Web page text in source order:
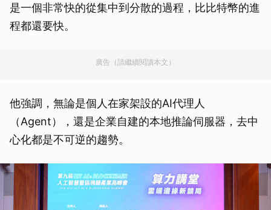
是一個非常快的從集中到分散的過程，比比特幣的進
程都還要快。
廣告（請繼續閱讀本文）
他強調，無論是個人在家架設的AI代理人
（Agent），還是企業自建的本地推論伺服器，去中
心化都是不可逆的趨勢。